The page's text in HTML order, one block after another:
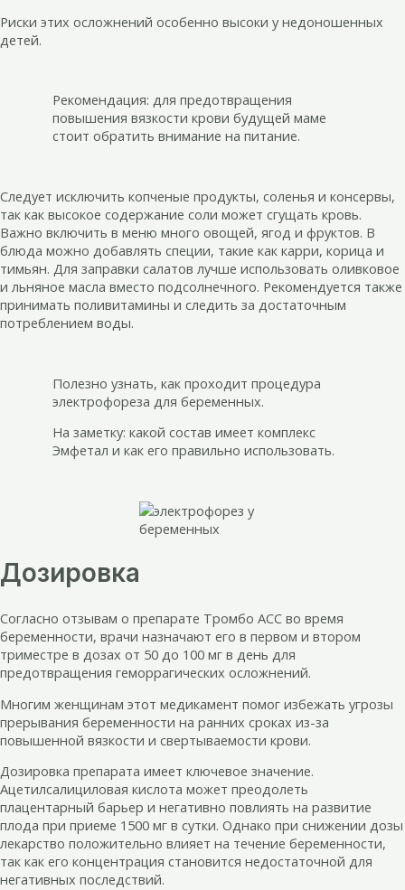
Риски этих осложнений особенно высоки у недоношенных
детей.
Рекомендация: для предотвращения
повышения вязкости крови будущей маме
стоит обратить внимание на питание.
Следует исключить копченые продукты, соленья и консервы,
так как высокое содержание соли может сгущать кровь.
Важно включить в меню много овощей, ягод и фруктов. В
блюда можно добавлять специи, такие как карри, корица и
тимьян. Для заправки салатов лучше использовать оливковое
и льняное масла вместо подсолнечного. Рекомендуется также
принимать поливитамины и следить за достаточным
потреблением воды.
Полезно узнать, как проходит процедура
электрофореза для беременных.
На заметку: какой состав имеет комплекс
Эмфетал и как его правильно использовать.
Дозировка
Согласно отзывам о препарате Тромбо АСС во время
беременности, врачи назначают его в первом и втором
триместре в дозах от 50 до 100 мг в день для
предотвращения геморрагических осложнений.
Многим женщинам этот медикамент помог избежать угрозы
прерывания беременности на ранних сроках из-за
повышенной вязкости и свертываемости крови.
Дозировка препарата имеет ключевое значение.
Ацетилсалициловая кислота может преодолеть
плацентарный барьер и негативно повлиять на развитие
плода при приеме 1500 мг в сутки. Однако при снижении дозы
лекарство положительно влияет на течение беременности,
так как его концентрация становится недостаточной для
негативных последствий.